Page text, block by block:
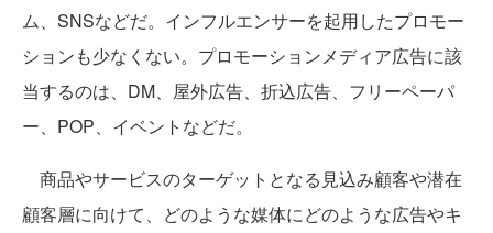
ム、SNSなどだ。インフルエンサーを起用したプロモー
ションも少なくない。プロモーションメディア広告に該
当するのは、DM、屋外広告、折込広告、フリーペーパ
ー、POP、イベントなどだ。
商品やサービスのターゲットとなる見込み顧客や潜在
顧客層に向けて、どのような媒体にどのような広告やキ